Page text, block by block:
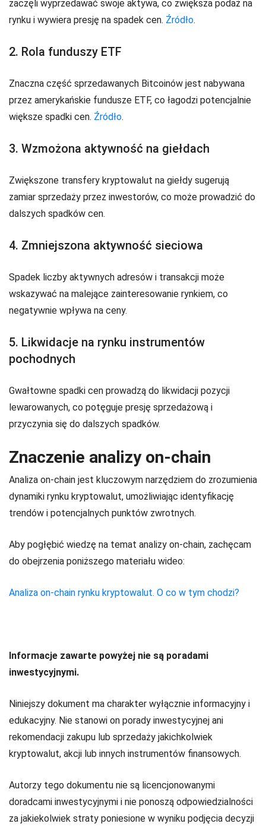
zaczęli wyprzedawać swoje aktywa, co zwiększa podaż na
rynku i wywiera presję na spadek cen. Źródło.
2. Rola funduszy ETF
Znaczna część sprzedawanych Bitcoinów jest nabywana
przez amerykańskie fundusze ETF, co łagodzi potencjalnie
większe spadki cen. Źródło.
3. Wzmożona aktywność na giełdach
Zwiększone transfery kryptowalut na giełdy sugerują
zamiar sprzedaży przez inwestorów, co może prowadzić do
dalszych spadków cen.
4. Zmniejszona aktywność sieciowa
Spadek liczby aktywnych adresów i transakcji może
wskazywać na malejące zainteresowanie rynkiem, co
negatywnie wpływa na ceny.
5. Likwidacje na rynku instrumentów
pochodnych
Gwałtowne spadki cen prowadzą do likwidacji pozycji
lewarowanych, co potęguje presję sprzedażową i
przyczynia się do dalszych spadków.
Znaczenie analizy on-chain
Analiza on-chain jest kluczowym narzędziem do zrozumienia
dynamiki rynku kryptowalut, umożliwiając identyfikację
trendów i potencjalnych punktów zwrotnych.
Aby pogłębić wiedzę na temat analizy on-chain, zachęcam
do obejrzenia poniższego materiału wideo:
Analiza on-chain rynku kryptowalut. O co w tym chodzi?
Informacje zawarte powyżej nie są poradami
inwestycyjnymi.
Niniejszy dokument ma charakter wyłącznie informacyjny i
edukacyjny. Nie stanowi on porady inwestycyjnej ani
rekomendacji zakupu lub sprzedaży jakichkolwiek
kryptowalut, akcji lub innych instrumentów finansowych.
Autorzy tego dokumentu nie są licencjonowanymi
doradcami inwestycyjnymi i nie ponoszą odpowiedzialności
za jakiekolwiek straty poniesione w wyniku podjęcia decyzji